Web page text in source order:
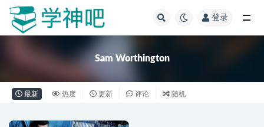
登录
Sam Worthington
最新 热度 更新 评论 随机